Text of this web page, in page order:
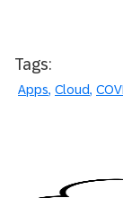
Tags:
Apps Cloud